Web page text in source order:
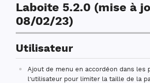
Laboite 5.2.0 (mise à
08/02/23)
Utilisateur
Ajout de menu en accordéon dans les
l’utilisateur pour limiter la taille de la